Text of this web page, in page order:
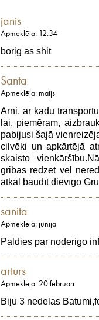
janis
Apmeklēja: 12:34
borig as shit
Santa
Apmeklēja: maijs
Arni, ar kādu
lai, piemēram,
pabijusi šajā
cilvēki un apkārtējā
skaisto
gribas redzēt vēl
atkal baudīt dievīgo
sanita
Apmeklēja: junija
Paldies par noderigo
arturs
Apmeklēja: 20 februari
Biju 3 nedelas